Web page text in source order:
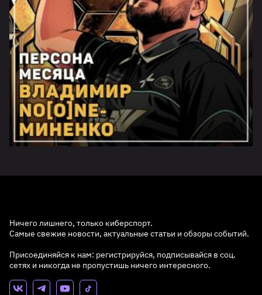
Ничего лишнего, только киберспорт.
Самые свежие новости, актуальные статьи и обзоры событий.
Присоединяйся к нам: регистрируйся, подписывайся в соц.
сетях и никогда не пропустишь ничего интересного.